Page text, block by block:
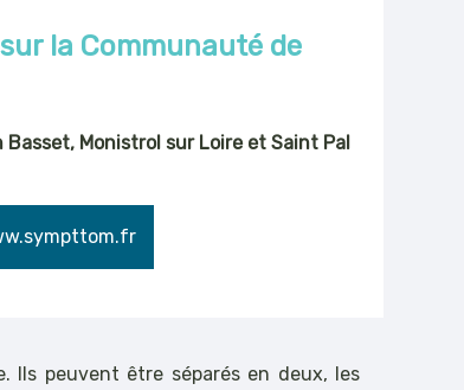
la Communauté de
Monistrol sur Loire et Saint Pal
Ils peuvent être séparés en deux, les